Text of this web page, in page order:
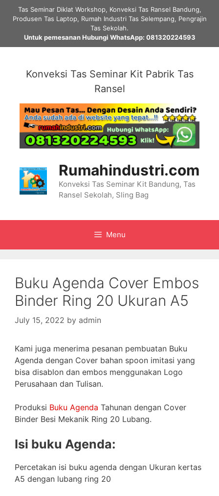
Tas Seminar Diklat Workshop, Konveksi Tas Ransel Bandung,
Produsen Tas Laptop, Rumah Industri Tas Selempang, Pengrajin
Tas Sekolah.
Untuk pemesanan Hubungi WhatsApp: 081320224593
Konveksi Tas Seminar Kit Pabrik Tas
Ransel
Rumahindustri.com
Konveksi Tas Seminar Kit Bandung, Tas
Ransel Sekolah, Sling Bag
Menu
Buku Agenda Cover Embos
Binder Ring 20 Ukuran A5
July 15, 2022 by admin
Kami juga menerima pesanan pembuatan Buku
Agenda dengan Cover bahan spoon imitasi yang
bisa disablon dan embos menggunakan Logo
Perusahaan dan Tulisan.
Produksi Buku Agenda Tahunan dengan Cover
Binder Besi Mekanik Ring 20 Lubang.
Isi buku Agenda:
Percetakan isi buku agenda dengan Ukuran kertas
A5 dengan lubang ring 20